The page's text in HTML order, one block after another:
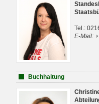
Tel.:
E-Mail:
Buchhaltung